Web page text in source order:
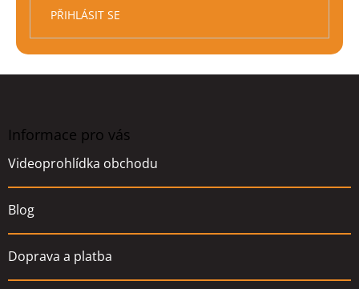
PŘIHLÁSIT SE
Informace pro vás
Videoprohlídka obchodu
Blog
Doprava a platba